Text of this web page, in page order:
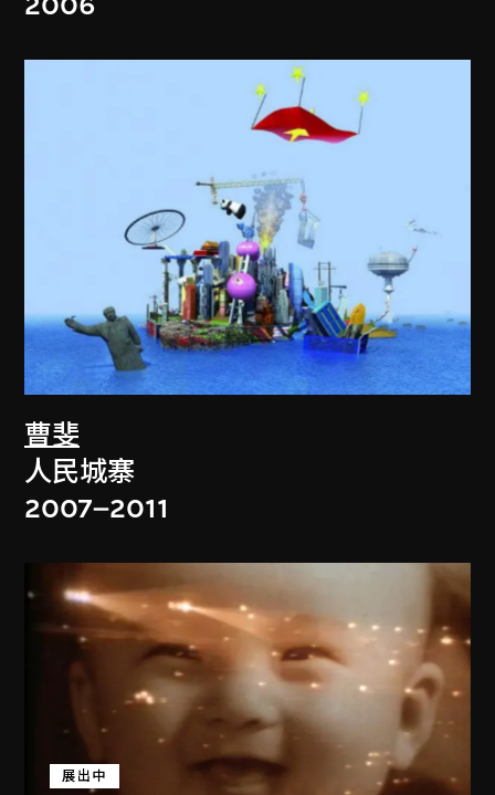
曹斐
人民城寨
2007–2011
展出中